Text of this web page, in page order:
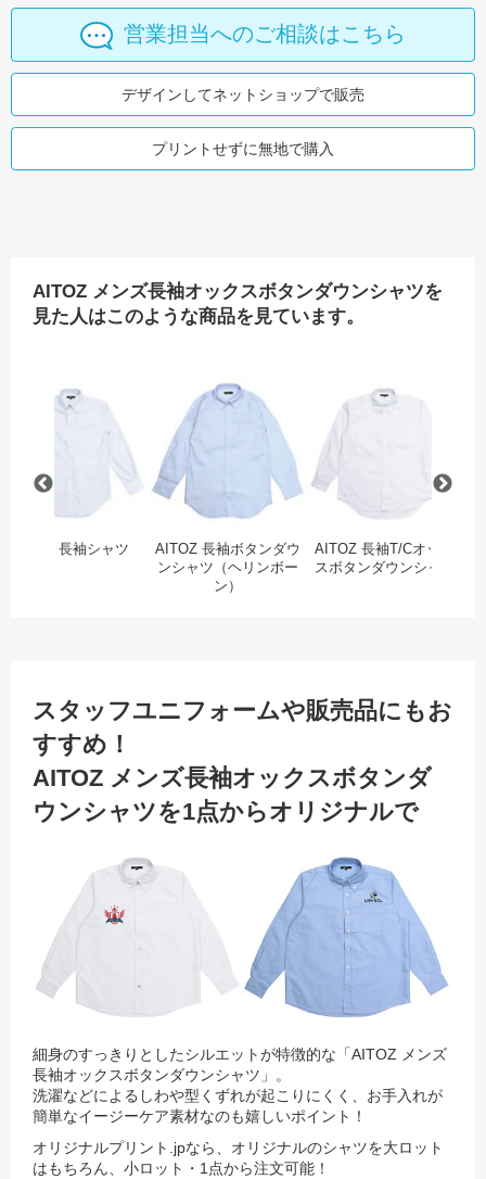
営業担当へのご相談はこちら
デザインしてネットショップで販売
プリントせずに無地で購入
AITOZ メンズ長袖オックスボタンダウンシャツを
見た人はこのような商品を見ています。
半袖ボタンダウンシャツ（ヘリンボーン）
AITOZ 長袖シャツ
AITOZ 長袖シャツ
AITOZ 長袖ボタンダウ
ンシャツ（ヘリンボー
ン）
AITOZ 長袖T/Cオック
スボタンダウンシャツ
スタッフユニフォームや販売品にもお
すすめ！
AITOZ メンズ長袖オックスボタンダ
ウンシャツを1点からオリジナルで
細身のすっきりとしたシルエットが特徴的な「AITOZ メンズ
長袖オックスボタンダウンシャツ」。
洗濯などによるしわや型くずれが起こりにくく、お手入れが
簡単なイージーケア素材なのも嬉しいポイント！
オリジナルプリント.jpなら、オリジナルのシャツを大ロット
はもちろん、小ロット・1点から注文可能！